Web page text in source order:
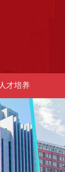
人才培养